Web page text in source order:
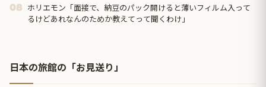
08 ホリエモン「面接で、納豆のパック開けると薄いフィルム入って
るけどあれなんのためか教えてって聞くわけ」
日本の旅館の「お見送り」